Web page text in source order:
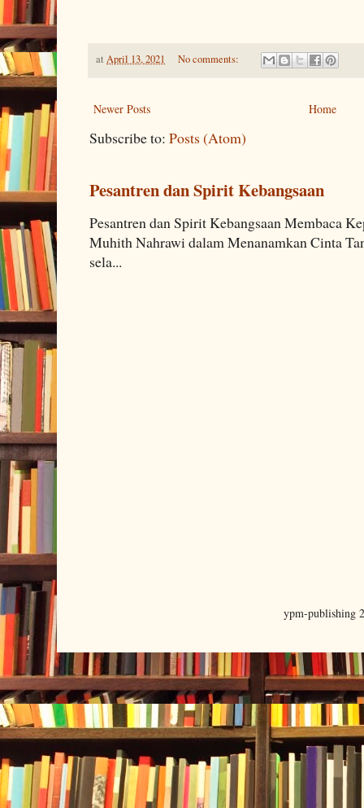
at April 13, 2021 No comments:
Newer Posts Home
Subscribe to: Posts (Atom)
Pesantren dan Spirit Kebangsaan
Pesantren dan Spirit Kebangsaan Membaca
Muhith Nahrawi dalam Menanamkan Cinta
sela...
ypm-publishing